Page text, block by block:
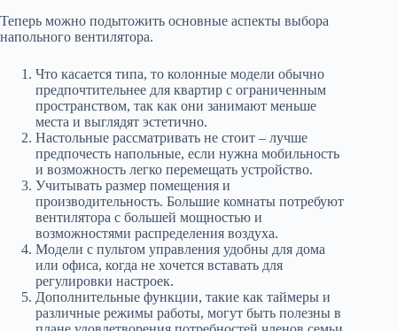
Теперь можно подытожить основные аспекты выбора
напольного вентилятора.
Что касается типа, то колонные модели обычно
предпочтительнее для квартир с ограниченным
пространством, так как они занимают меньше
места и выглядят эстетично.
Настольные рассматривать не стоит – лучше
предпочесть напольные, если нужна мобильность
и возможность легко перемещать устройство.
Учитывать размер помещения и
производительность. Большие комнаты потребуют
вентилятора с большей мощностью и
возможностями распределения воздуха.
Модели с пультом управления удобны для дома
или офиса, когда не хочется вставать для
регулировки настроек.
Дополнительные функции, такие как таймеры и
различные режимы работы, могут быть полезны в